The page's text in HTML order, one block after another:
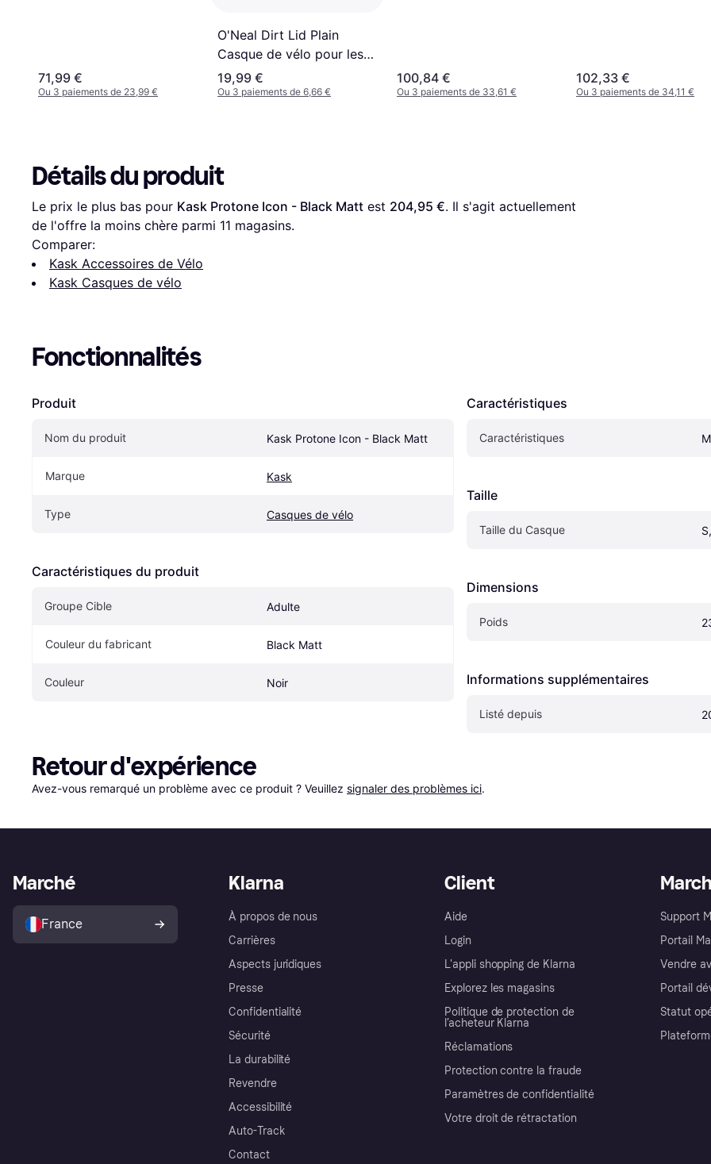
71,99 €
Ou 3 paiements de 23,99 €
O'Neal Dirt Lid Plain
Casque de vélo pour les
jeunes, gris, taille
19,99 €
Ou 3 paiements de 6,66 €
100,84 €
Ou 3 paiements de 33,61 €
102,33 €
Ou 3 paiements de 34,11 €
Détails du produit
Le prix le plus bas pour Kask Protone Icon - Black Matt est 204,95 €. Il s'agit actuellement
de l'offre la moins chère parmi 11 magasins.
Comparer:
Kask Accessoires de Vélo
Kask Casques de vélo
Fonctionnalités
Produit
Nom du produit Kask Protone Icon - Black Matt
Marque Kask
Type Casques de vélo
Caractéristiques du produit
Groupe Cible Adulte
Couleur du fabricant Black Matt
Couleur Noir
Caractéristiques
Caractéristiques
Taille
Taille du Casque
Dimensions
Poids
Informations supplémentaires
Listé depuis
Retour d'expérience
Avez-vous remarqué un problème avec ce produit ? Veuillez signaler des problèmes ici.
Klarna
À propos de nous
Carrières
Aspects juridiques
Presse
Confidentialité
Sécurité
La durabilité
Revendre
Accessibilité
Auto-Track
Contact
Client
Aide
Login
L'appli shopping de Klarna
Explorez les magasins
Politique de protection de
l’acheteur Klarna
Réclamations
Protection contre la fraude
Paramètres de confidentialité
Votre droit de rétractation
Support
Portail
Vendre
Portail
Statut
Marché
France